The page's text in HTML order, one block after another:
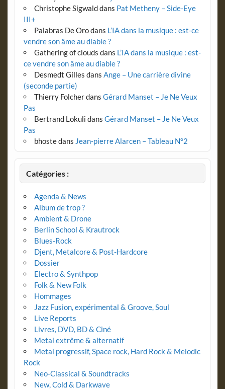
Christophe Sigwalddans Pat Metheny – Side-Eye
III+
Palabras De Orodans L’IA dans la musique : est-ce
vendre son âme au diable ?
Gathering of clouds dans L’IA dans la musique : est-
ce vendre son âme au diable ?
Desmedt Gilles dans Ange – Une carrière divine
(seconde partie)
Thierry Folcherdans Gérard Manset – Je Ne Veux
Pas
Bertrand Lokuli dans Gérard Manset – Je Ne Veux
Pas
bhostedans Jean-pierre Alarcen – Tableau N°2
Catégories :
Agenda & News
Album de trop ?
Ambient & Drone
Berlin School & Krautrock
Blues-Rock
Djent, Metalcore & Post-Hardcore
Dossier
Electro & Synthpop
Folk & New Folk
Hommages
Jazz Fusion, expérimental & Groove, Soul
Live Reports
Livres, DVD, BD & Ciné
Metal extrême & alternatif
Metal progressif, Space rock, Hard Rock & Melodic
Rock
Neo-Classical & Soundtracks
New, Cold & Darkwave